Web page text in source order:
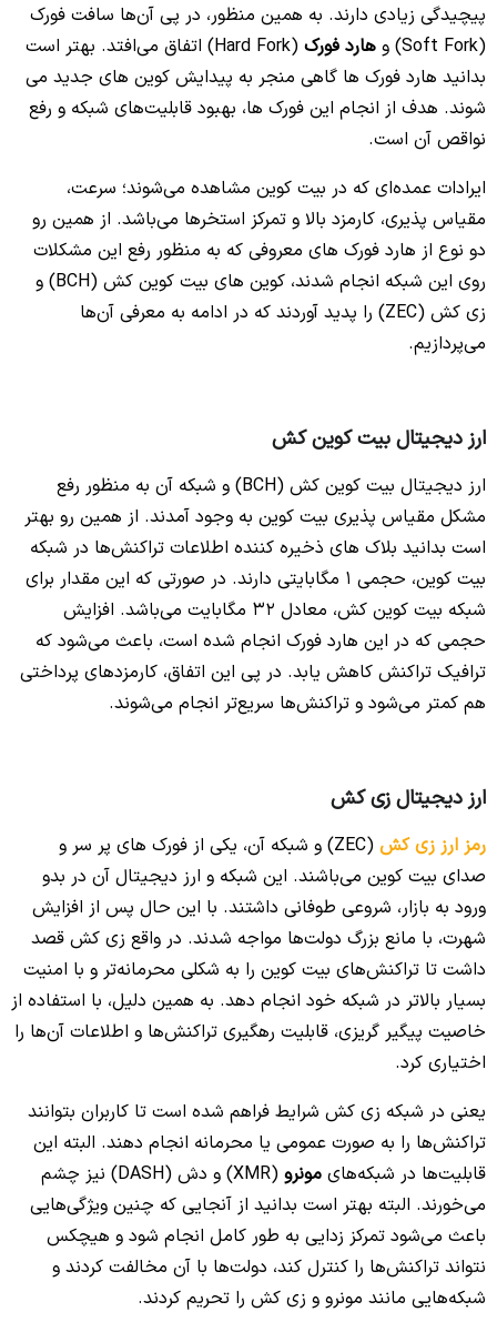
پیچیدگی زیادی دارند. به همین منظور، در پی آن‌ها سافت فورک
(Soft Fork) و
هارد فورک
(Hard Fork) اتفاق می‌افتد. بهتر است
بدانید هارد فورک ها گاهی منجر به پیدایش کوین های جدید می
شوند. هدف از انجام این فورک ها، بهبود قابلیت‌‌های شبکه و رفع
نواقص آن است.
ایرادات عمده‌ای که در بیت کوین مشاهده می‌شوند؛ سرعت،
مقیاس پذیری، کارمزد بالا و تمرکز استخرها می‌باشد. از همین رو
دو نوع از هارد فورک های معروفی که به منظور رفع این مشکلات
روی این شبکه انجام شدند، کوین های بیت کوین کش (BCH) و
زی کش (ZEC) را پدید آوردند که در ادامه به معرفی آن‌ها
می‌پردازیم.
ارز دیجیتال بیت کوین کش
ارز دیجیتال بیت کوین کش (BCH) و شبکه آن به منظور رفع
مشکل مقیاس پذیری بیت کوین به وجود آمدند. از همین رو بهتر
است بدانید بلاک های ذخیره کننده اطلاعات تراکنش‌ها در شبکه
بیت کوین، حجمی 1 مگابایتی دارند. در صورتی که این مقدار برای
شبکه بیت کوین کش، معادل 32 مگابایت می‌باشد. افزایش
حجمی که در این هارد فورک انجام شده است، باعث می‌شود که
ترافیک تراکنش کاهش یابد. در پی این اتفاق، کارمزدهای پرداختی
هم کمتر می‌شود و تراکنش‌ها سریع‌تر انجام می‌شوند.
ارز دیجیتال زی کش
رمز ارز زی کش
(ZEC) و شبکه آن، یکی از فورک های پر سر و
صدای بیت کوین می‌باشند. این شبکه و ارز دیجیتال آن در بدو
ورود به بازار، شروعی طوفانی داشتند. با این حال پس از افزایش
شهرت، با مانع بزرگ دولت‌ها مواجه شدند. در واقع زی کش قصد
داشت تا تراکنش‌های بیت کوین را به شکلی محرمانه‌تر و با امنیت
بسیار بالاتر در شبکه خود انجام دهد. به همین دلیل، با استفاده از
خاصیت پیگیر گریزی، قابلیت رهگیری تراکنش‌ها و اطلاعات آن‌ها را
اختیاری کرد.
یعنی در شبکه زی کش شرایط فراهم شده است تا کاربران بتوانند
تراکنش‌ها را به صورت عمومی یا محرمانه انجام دهند. البته این
قابلیت‌ها در شبکه‌های مونرو
(XMR) و دش (DASH) نیز چشم
می‌خورند. البته بهتر است بدانید از آنجایی که چنین ویژگی‌هایی
باعث می‌شود تمرکز زدایی به طور کامل انجام شود و هیچکس
نتواند تراکنش‌ها را کنترل کند، دولت‌ها با آن مخالفت کردند و
شبکه‌هایی مانند مونرو و زی کش را تحریم کردند.